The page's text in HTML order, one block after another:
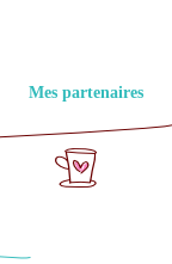
Mes partenaires